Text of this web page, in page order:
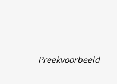
Preekvoorbeeld